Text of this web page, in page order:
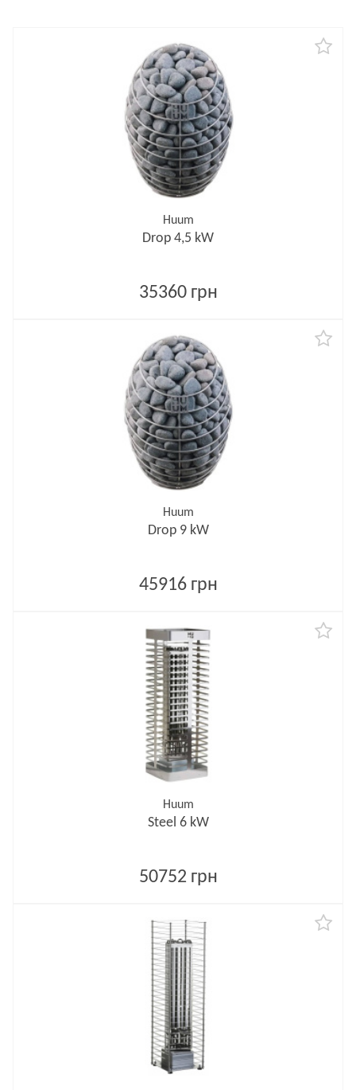
Huum
Drop 4,5 kW
35360 грн
Huum
Drop 9 kW
45916 грн
Huum
Steel 6 kW
50752 грн